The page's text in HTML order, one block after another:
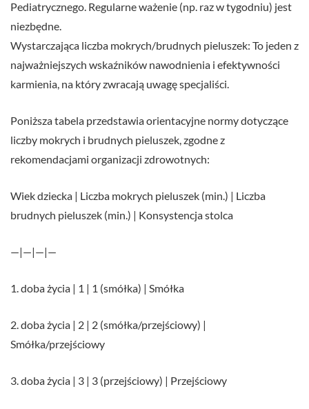
Pediatrycznego. Regularne ważenie (np. raz w tygodniu) jest
niezbędne.
Wystarczająca liczba mokrych/brudnych pieluszek: To jeden z
najważniejszych wskaźników nawodnienia i efektywności
karmienia, na który zwracają uwagę specjaliści.
Poniższa tabela przedstawia orientacyjne normy dotyczące
liczby mokrych i brudnych pieluszek, zgodne z
rekomendacjami organizacji zdrowotnych:
Wiek dziecka | Liczba mokrych pieluszek (min.) | Liczba
brudnych pieluszek (min.) | Konsystencja stolca
—|—|—|—
1. doba życia | 1 | 1 (smółka) | Smółka
2. doba życia | 2 | 2 (smółka/przejściowy) |
Smółka/przejściowy
3. doba życia | 3 | 3 (przejściowy) | Przejściowy